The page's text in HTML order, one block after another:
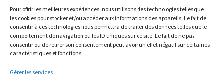
Pour offrir les meilleures expériences, nous utilisons des technologies telles que
les cookies pour stocker et/ou accéder aux informations des appareils. Le fait de
consentir à ces technologies nous permettra de traiter des données telles que le
comportement de navigation ou les ID uniques sur ce site. Le fait de ne pas
consentir ou de retirer son consentement peut avoir un effet négatif sur certaines
caractéristiques et fonctions.
Gérer les services
Plan du site
Accueil